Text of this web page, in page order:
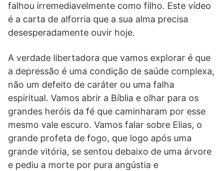
falhou irremediavelmente como filho. Este vídeo
é a carta de alforria que a sua alma precisa
desesperadamente ouvir hoje.
A verdade libertadora que vamos explorar é que
a depressão é uma condição de saúde complexa,
não um defeito de caráter ou uma falha
espiritual. Vamos abrir a Bíblia e olhar para os
grandes heróis da fé que caminharam por esse
mesmo vale escuro. Vamos falar sobre Elias, o
grande profeta de fogo, que logo após uma
grande vitória, se sentou debaixo de uma árvore
e pediu a morte por pura angústia e